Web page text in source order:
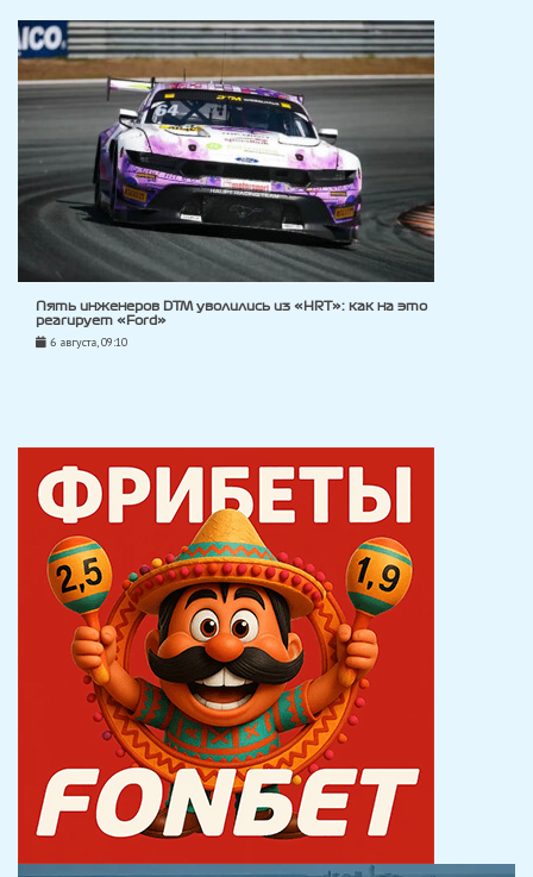
Пять инженеров DTM уволились из «HRT»: как на это
реагирует «Ford»
6 августа, 09:10